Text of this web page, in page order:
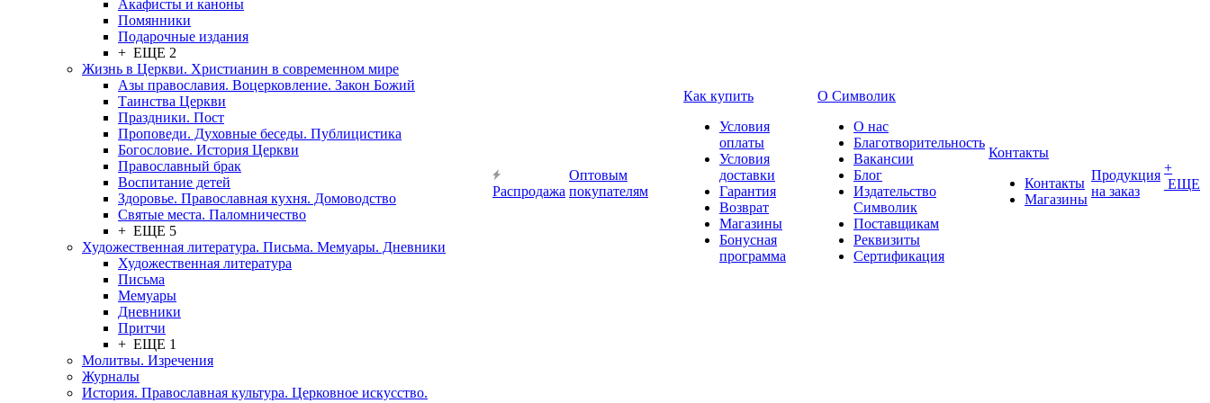
Акафисты и каноны
Помянники
Подарочные издания
+ ЕЩЕ 2
Жизнь в Церкви. Христианин в современном мире
Азы православия. Воцерковление. Закон Божий
Таинства Церкви
Праздники. Пост
Проповеди. Духовные беседы. Публицистика
Богословие. История Церкви
Православный брак
Воспитание детей
Здоровье. Православная кухня. Домоводство
Святые места. Паломничество
+ ЕЩЕ 5
Художественная литература. Письма. Мемуары. Дневники
Художественная литература
Письма
Мемуары
Дневники
Притчи
+ ЕЩЕ 1
Молитвы. Изречения
Журналы
История. Православная культура. Церковное искусство.
Распродажа
Оптовым
покупателям
Как купить
Условия
оплаты
Условия
доставки
Гарантия
Возврат
Магазины
Бонусная
программа
О Символик
О нас
Благотворительность
Вакансии
Блог
Издательство
Символик
Поставщикам
Реквизиты
Сертификация
Контакты
Контакты
Магазины
Продукция
на заказ
+
ЕЩЕ